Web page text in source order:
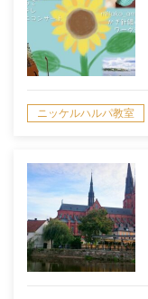
ニッケルハルパ教室